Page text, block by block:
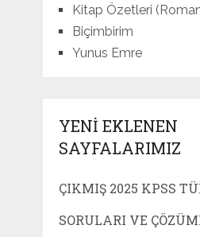
Kitap Özetleri
Biçimbirim
Yunus Emre
YENI EKLENEN
SAYFALARIMIZ
ÇIKMIŞ 2025 KPSS
SORULARI VE